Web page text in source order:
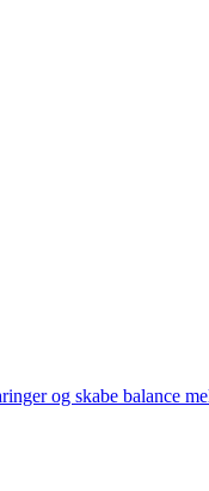
og skabe balance